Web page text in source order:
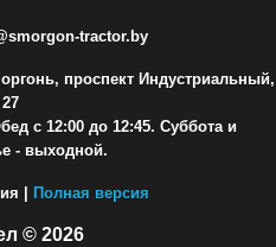
tractor.by
проспект Индустриальный,
27
с 12:00 до 12:45. Суббота и
- выходной.
| Полная версия
© 2026